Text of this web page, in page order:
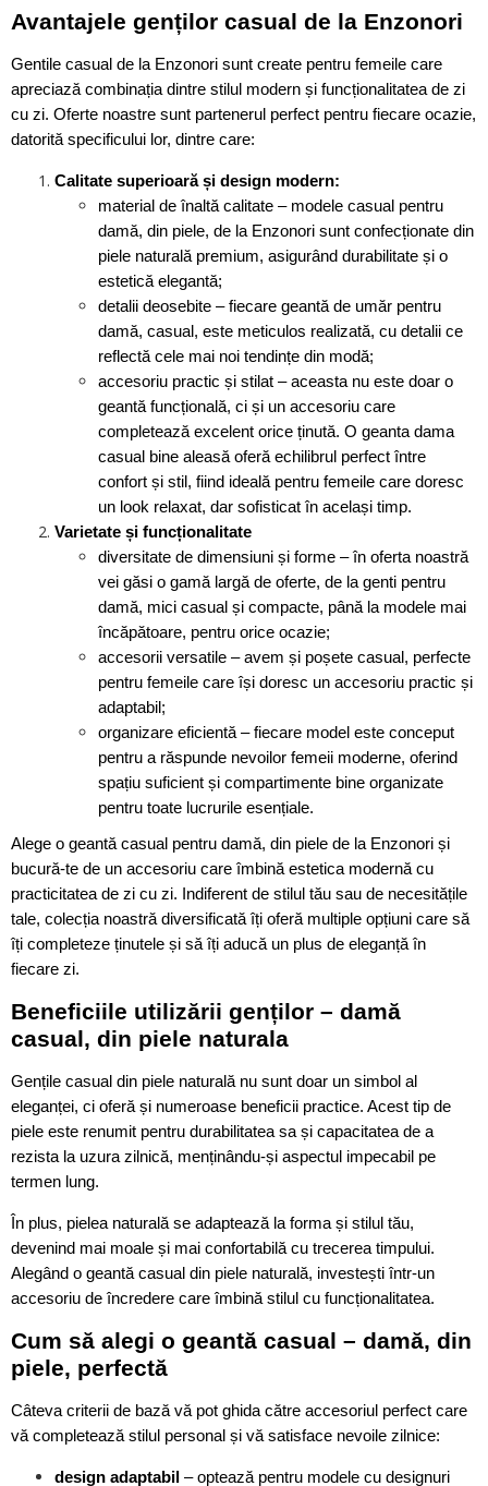
Avantajele genților casual de la Enzonori
Gentile casual de la Enzonori sunt create pentru femeile care
apreciază combinația dintre stilul modern și funcționalitatea de zi
cu zi. Oferte noastre sunt partenerul perfect pentru fiecare ocazie,
datorită specificului lor, dintre care:
Calitate superioară și design modern:
material de înaltă calitate – modele casual pentru
damă, din piele, de la Enzonori sunt confecționate din
piele naturală premium, asigurând durabilitate și o
estetică elegantă;
detalii deosebite – fiecare geantă de umăr pentru
damă, casual, este meticulos realizată, cu detalii ce
reflectă cele mai noi tendințe din modă;
accesoriu practic și stilat – aceasta nu este doar o
geantă funcțională, ci și un accesoriu care
completează excelent orice ținută. O geanta dama
casual bine aleasă oferă echilibrul perfect între
confort și stil, fiind ideală pentru femeile care doresc
un look relaxat, dar sofisticat în același timp.
Varietate și funcționalitate
diversitate de dimensiuni și forme – în oferta noastră
vei găsi o gamă largă de oferte, de la genti pentru
damă, mici casual și compacte, până la modele mai
încăpătoare, pentru orice ocazie;
accesorii versatile – avem și poșete casual, perfecte
pentru femeile care își doresc un accesoriu practic și
adaptabil;
organizare eficientă – fiecare model este conceput
pentru a răspunde nevoilor femeii moderne, oferind
spațiu suficient și compartimente bine organizate
pentru toate lucrurile esențiale.
Alege o geantă casual pentru damă, din piele de la Enzonori și
bucură-te de un accesoriu care îmbină estetica modernă cu
practicitatea de zi cu zi. Indiferent de stilul tău sau de necesitățile
tale, colecția noastră diversificată îți oferă multiple opțiuni care să
îți completeze ținutele și să îți aducă un plus de eleganță în
fiecare zi.
Beneficiile utilizării genților – damă
casual, din piele naturala
Gențile casual din piele naturală nu sunt doar un simbol al
eleganței, ci oferă și numeroase beneficii practice. Acest tip de
piele este renumit pentru durabilitatea sa și capacitatea de a
rezista la uzura zilnică, menținându-și aspectul impecabil pe
termen lung.
În plus, pielea naturală se adaptează la forma și stilul tău,
devenind mai moale și mai confortabilă cu trecerea timpului.
Alegând o geantă casual din piele naturală, investești într-un
accesoriu de încredere care îmbină stilul cu funcționalitatea.
Cum să alegi o geantă casual – damă, din
piele, perfectă
Câteva criterii de bază vă pot ghida către accesoriul perfect care
vă completează stilul personal și vă satisface nevoile zilnice:
design adaptabil – optează pentru modele cu designuri